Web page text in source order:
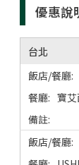
優惠說
台北
寶